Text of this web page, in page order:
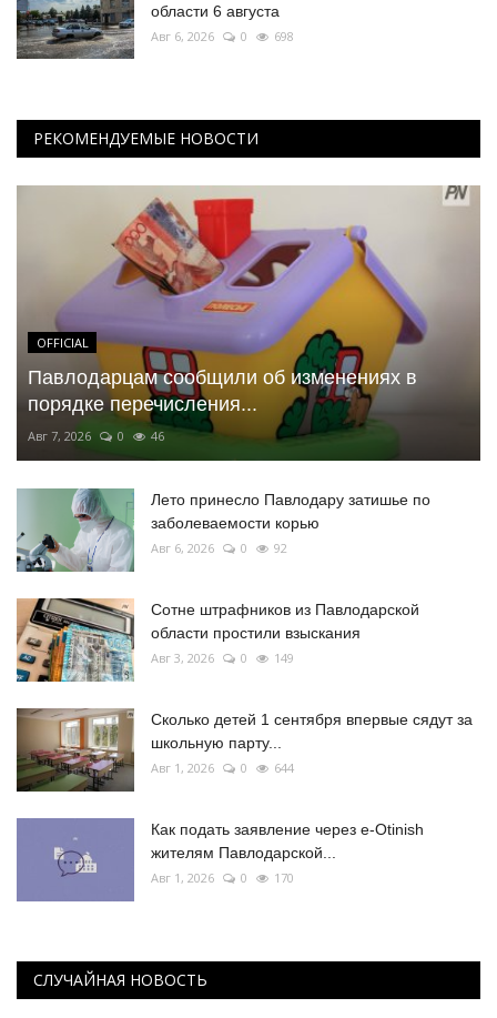
области 6 августа
Авг 6, 2026 0 698
РЕКОМЕНДУЕМЫЕ НОВОСТИ
OFFICIAL
Павлодарцам сообщили об изменениях в
порядке перечисления...
Авг 7, 2026 0 46
Лето принесло Павлодару затишье по
заболеваемости корью
Авг 6, 2026 0 92
Сотне штрафников из Павлодарской
области простили взыскания
Авг 3, 2026 0 149
Сколько детей 1 сентября впервые сядут за
школьную парту...
Авг 1, 2026 0 644
Как подать заявление через e-Otinish
жителям Павлодарской...
Авг 1, 2026 0 170
СЛУЧАЙНАЯ НОВОСТЬ